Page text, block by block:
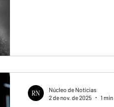
Núcleo de Notícias
2 de nov. de 2025
1